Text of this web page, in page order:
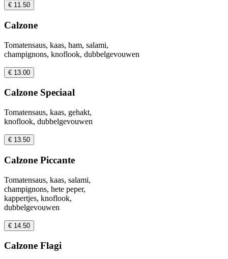
€ 11.50
Calzone
Tomatensaus, kaas, ham, salami,
champignons, knoflook, dubbelgevouwen
€ 13.00
Calzone Speciaal
Tomatensaus, kaas, gehakt,
knoflook, dubbelgevouwen
€ 13.50
Calzone Piccante
Tomatensaus, kaas, salami,
champignons, hete peper,
kappertjes, knoflook,
dubbelgevouwen
€ 14.50
Calzone Flagi